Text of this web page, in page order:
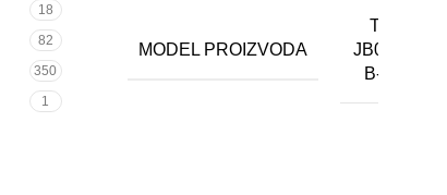
18
82
350
1
MODEL PROIZVODA
TR-
JB05-
B-IN